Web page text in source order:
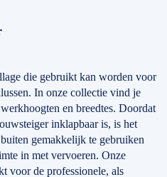
die gebruikt kan worden voor
In onze collectie vind je
en breedtes. Doordat
inklapbaar is, is het
gemakkelijk te gebruiken
in met vervoeren. Onze
voor de professionele, als